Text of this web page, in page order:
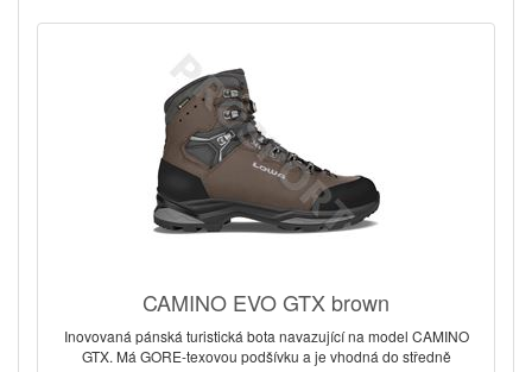
CAMINO EVO GTX brown
Inovovaná pánská turistická bota navazující na model CAMINO
GTX. Má GORE-texovou podšívku a je vhodná do středně